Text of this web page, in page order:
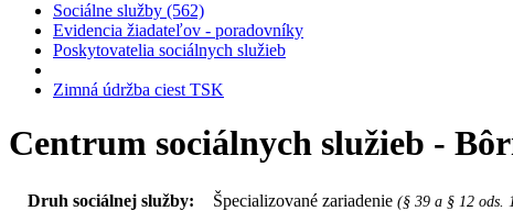
Sociálne služby (562)
Evidencia žiadateľov - poradovníky
Poskytovatelia sociálnych služieb
Zimná údržba ciest TSK
Centrum sociálnych služieb -
Druh sociálnej služby: Špecializované zariadenie (§ 39 a § 12 ods.